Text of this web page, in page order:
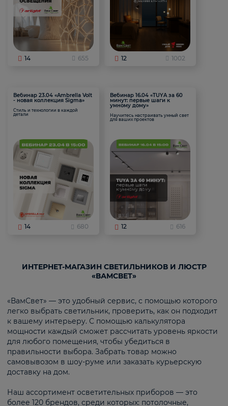
14 655 12 1002
Вебинар 23.04 «Ambrella Volt
- новая коллекция Sigma»
Стиль и технологии в каждой
детали
14 680
Вебинар 16.04 «TUYA за 60
минут: первые шаги к
умному дому»
Научитесь настраивать умный свет
для ваших проектов
12 616
ИНТЕРНЕТ-МАГАЗИН СВЕТИЛЬНИКОВ И ЛЮСТР
«ВАМСВЕТ»
«ВамСвет» — это удобный сервис, с помощью которого
легко выбрать светильник, проверить, как он подходит
к вашему интерьеру. С помощью калькулятора
мощности каждый сможет рассчитать уровень яркости
для любого помещения, чтобы убедиться в
правильности выбора. Забрать товар можно
самовывозом в шоу-руме или заказать курьерскую
доставку на дом.
Наш ассортимент осветительных приборов — это
более 120 брендов, среди которых: потолочные,